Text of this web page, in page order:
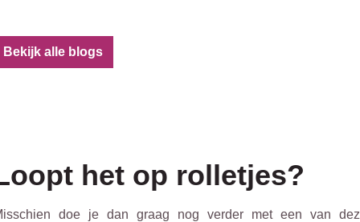
Bekijk alle blogs
het op rolletjes?
doe je dan graag nog verder met een van